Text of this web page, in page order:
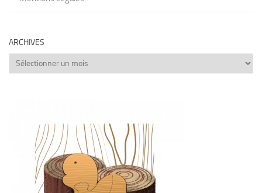
ARCHIVES
Archives